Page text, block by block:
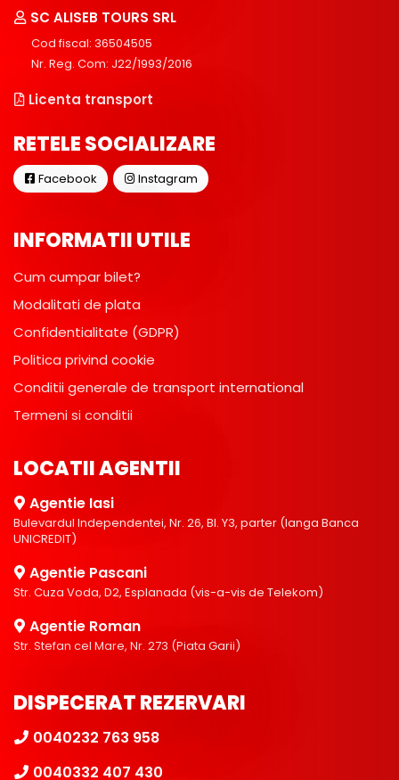
SC ALISEB TOURS SRL
Cod fiscal: 36504505
Nr. Reg. Com: J22/1993/2016
Licenta transport
RETELE SOCIALIZARE
Facebook Instagram
INFORMATII UTILE
Cum cumpar bilet?
Modalitati de plata
Confidentialitate (GDPR)
Politica privind cookie
Conditii generale de transport international
Termeni si conditii
LOCATII AGENTII
Agentie Iasi
Bulevardul Independentei, Nr. 26, Bl. Y3, parter (langa Banca
UNICREDIT)
Agentie Pascani
Str. Cuza Voda, D2, Esplanada (vis-a-vis de Telekom)
Agentie Roman
Str. Stefan cel Mare, Nr. 273 (Piata Garii)
DISPECERAT REZERVARI
0040232 763 958
0040332 407 430